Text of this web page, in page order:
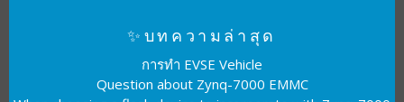
✨บทความล่าสุด
การทำ EVSE Vehicle
Question about Zynq-7000 EMMC